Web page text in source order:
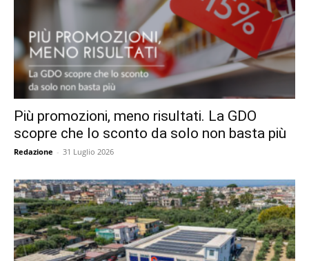
Più promozioni, meno risultati. La GDO
scopre che lo sconto da solo non basta più
Redazione - 31 Luglio 2026